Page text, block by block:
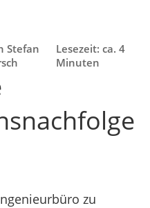
Stefan
Lesezeit: ca. 4
Minuten
zu